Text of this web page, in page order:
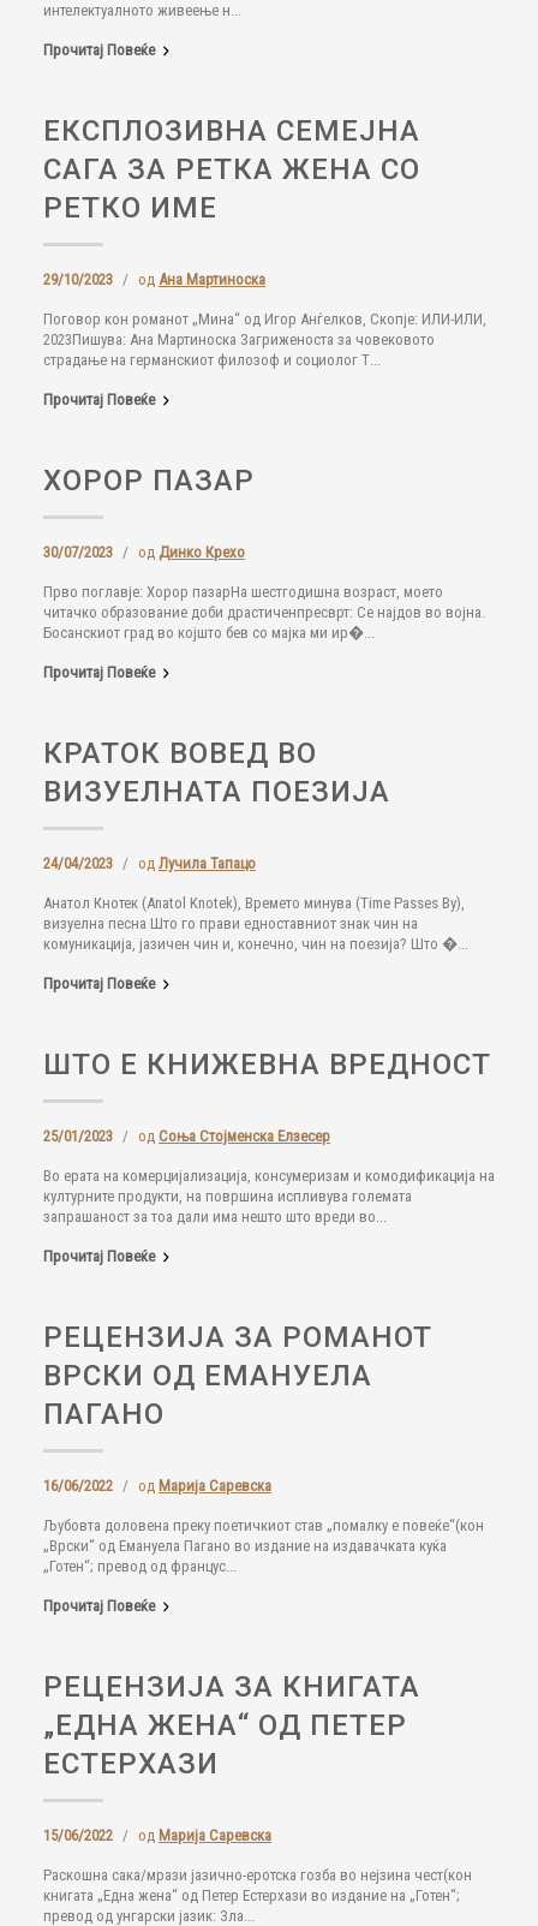
интелектуалното живеење н...
Прочитај Повеќе
ЕКСПЛОЗИВНА СЕМЕЈНА
САГА ЗА РЕТКА ЖЕНА СО
РЕТКО ИМЕ
29/10/2023 / од Ана Мартиноска
Поговор кон романот „Мина“ од Игор Анѓелков, Скопје: ИЛИ-ИЛИ,
2023Пишува: Ана Мартиноска Загриженоста за човековото
страдање на германскиот филозоф и социолог Т...
Прочитај Повеќе
ХОРОР ПАЗАР
30/07/2023 / од Динко Крехо
Прво поглавје: Хорор пазарНа шестгодишна возраст, моето
читачко образование доби драстиченпресврт: Се најдов во војна.
Босанскиот град во којшто бев со мајка ми ир�...
Прочитај Повеќе
КРАТОК ВОВЕД ВО
ВИЗУЕЛНАТА ПОЕЗИЈА
24/04/2023 / од Лучила Тапацо
Анатол Кнотек (Anatol Knotek), Времето минува (Time Passes By),
визуелна песна Што го прави едноставниот знак чин на
комуникација, јазичен чин и, конечно, чин на поезија? Што �...
Прочитај Повеќе
ШТО Е КНИЖЕВНА ВРЕДНОСТ
25/01/2023 / од Соња Стојменска Елзесер
Во ерата на комерцијализација, консумеризам и комодификација на
културните продукти, на површина испливува големата
запрашаност за тоа дали има нешто што вреди во...
Прочитај Повеќе
РЕЦЕНЗИЈА ЗА РОМАНОТ
ВРСКИ ОД ЕМАНУЕЛА
ПАГАНО
16/06/2022 / од Марија Саревска
Љубовта доловена преку поетичкиот став „помалку е повеќе“(кон
„Врски“ од Емануела Пагано во издание на издавачката куќа
„Готен“; превод од францус...
Прочитај Повеќе
РЕЦЕНЗИЈА ЗА КНИГАТА
„ЕДНА ЖЕНА“ ОД ПЕТЕР
ЕСТЕРХАЗИ
15/06/2022 / од Марија Саревска
Раскошна сака/мрази јазично-еротска гозба во нејзина чест(кон
книгата „Една жена“ од Петер Естерхази во издание на „Готен“;
превод од унгарски јазик: Зла...